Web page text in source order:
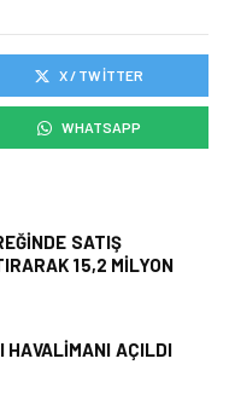
• 05 AĞU 2026
CAN
HAMLE
X / TWITTER
WHATSAPP
SATIŞ
15,2 MILYON
HAVALIMANI AÇILDI